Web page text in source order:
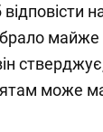
майже
може